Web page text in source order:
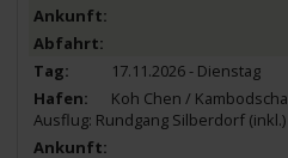
17.11.2026 - Dienstag
Koh Chen / Kambodscha
Ausflug: Rundgang Silberdorf (inkl.)